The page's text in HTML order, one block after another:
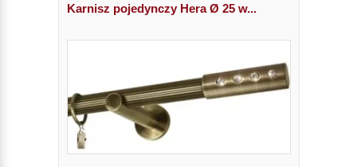
Karnisz pojedynczy Hera Ø 25 w...